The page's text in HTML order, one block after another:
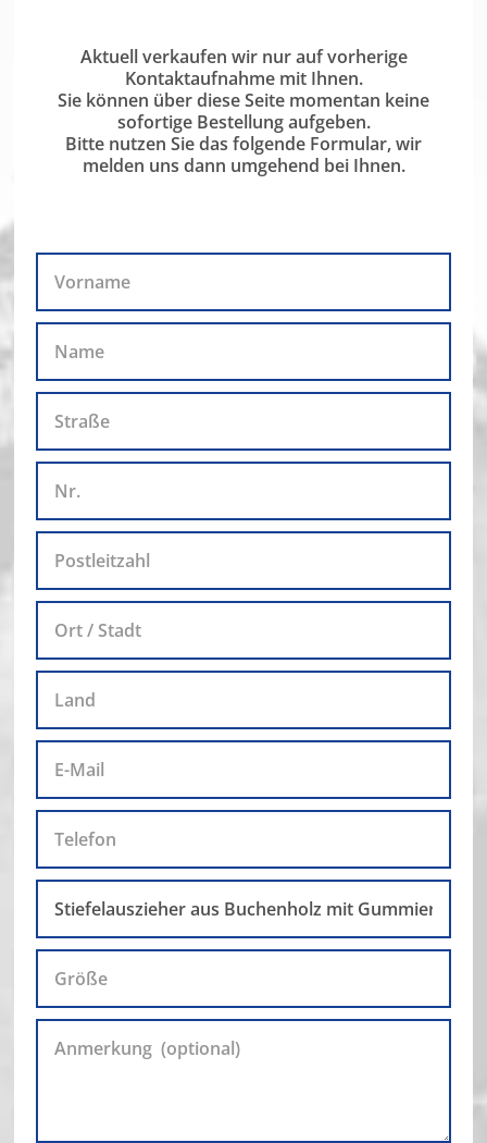
Aktuell verkaufen wir nur auf vorherige
Kontaktaufnahme mit Ihnen.
Sie können über diese Seite momentan keine
sofortige Bestellung aufgeben.
Bitte nutzen Sie das folgende Formular, wir
melden uns dann umgehend bei Ihnen.